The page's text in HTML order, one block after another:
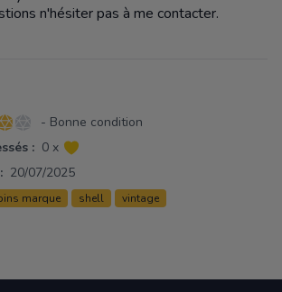
n'hésiter pas à me contacter.
- Bonne condition
: 0 x
20/07/2025
marque shell vintage